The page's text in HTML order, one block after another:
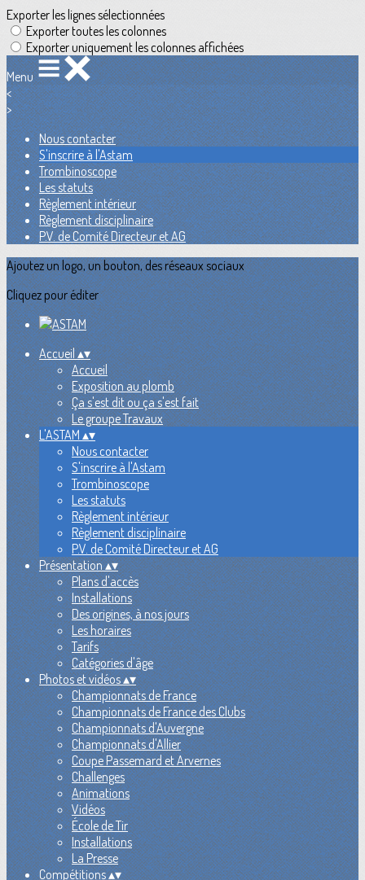
Exporter les lignes sélectionnées
Exporter toutes les colonnes
Exporter uniquement les colonnes affichées
Menu
<
>
Nous contacter
S'inscrire à l'Astam
Trombinoscope
Les statuts
Règlement intérieur
Règlement disciplinaire
P.V. de Comité Directeur et AG
Ajoutez un logo, un bouton, des réseaux sociaux
Cliquez pour éditer
Accueil▴▾
Accueil
Exposition au plomb
Ça s'est dit ou ça s'est fait
Le groupe Travaux
L'ASTAM ▴▾
Nous contacter
S'inscrire à l'Astam
Trombinoscope
Les statuts
Règlement intérieur
Règlement disciplinaire
P.V. de Comité Directeur et AG
Présentation▴▾
Plans d'accès
Installations
Des origines, à nos jours
Les horaires
Tarifs
Catégories d'âge
Photos et vidéos▴▾
Championnats de France
Championnats de France des Clubs
Championnats d'Auvergne
Championnats d'Allier
Coupe Passemard et Arvernes
Challenges
Animations
Vidéos
École de Tir
Installations
La Presse
Compétitions▴▾